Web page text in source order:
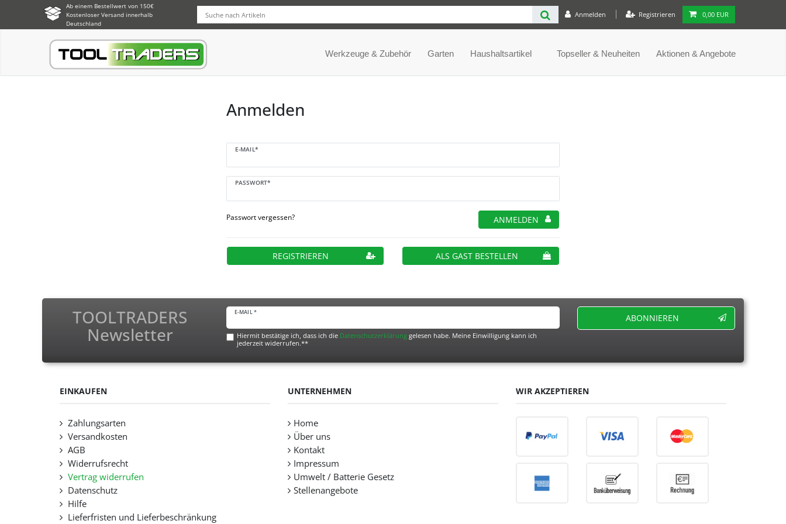
Anmelden Registrieren 0,00 EUR
Ab einem Bestellwert von 150€
Kostenloser Versand innerhalb
Deutschland
Werkzeuge & Zubehör Garten Haushaltsartikel Topseller & Neuheiten Aktionen & Angebote
Anmelden
E-MAIL*
PASSWORT*
Passwort vergessen? ANMELDEN
REGISTRIEREN ALS GAST BESTELLEN
TOOLTRADERS
Newsletter
E-MAIL *
Hiermit bestätige ich, dass ich die Daten­schutz­erklärunggelesen habe. Meine Einwilligung kann ich
jederzeit widerrufen.**
ABONNIEREN
EINKAUFEN
Zahlungsarten
Versandkosten
AGB
Widerrufsrecht
Vertrag widerrufen
Datenschutz
Hilfe
Lieferfristen und Lieferbeschränkung
UNTERNEHMEN
Home
Über uns
Kontakt
Impressum
Umwelt / Batterie Gesetz
Stellenangebote
WIR AKZEPTIEREN